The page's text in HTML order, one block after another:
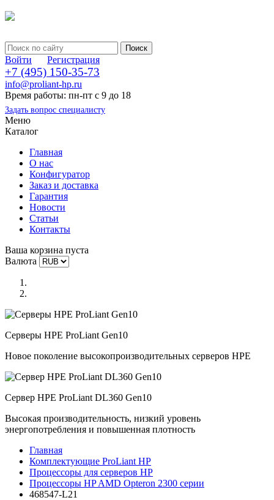
Войти Регистрация
+7 (495) 150-35-73
info@proliant-hp.ru
Время работы: пн-пт с 9 до 18
Задать вопрос специалисту
Меню
Каталог
Главная
О нас
Конфигуратор
Заказ и доставка
Гарантия
Новости
Статьи
Контакты
Ваша корзина пуста
Валюта
Серверы HPE ProLiant Gen10
Новое поколение высокопроизводительных серверов HPE
Сервер HPE ProLiant DL360 Gen10
Высокая производительность, низкий уровень
энергопотребления и повышенная плотность
Главная
Комплектующие ProLiant HP
Процессоры для серверов HP
Процессоры HP AMD Opteron 2300 серии
468547-L21